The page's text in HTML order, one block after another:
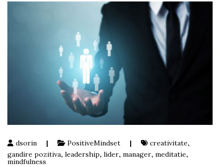
dsorin | PositiveMindset | creativitate,
gandire pozitiva, leadership, lider, manager, meditatie,
mindfulness